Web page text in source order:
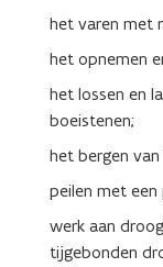
het varen met
het opnemen
het lossen en
boeistenen;
het bergen
peilen met
werk aan
tijgebonden